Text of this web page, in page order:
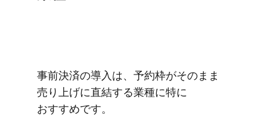
事前決済の​導入は、​予約枠が​そのまま​
売り上げに​直結する​業種に​特に​
おすすめです。